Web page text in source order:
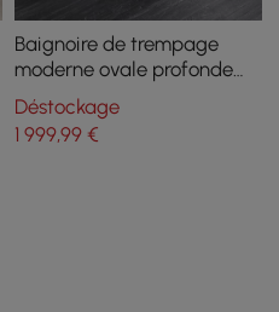
Baignoire de trempage
moderne ovale profonde
autoportante en résine en
pierre blanche mate de
1000 mm
Déstockage
1 999,99€